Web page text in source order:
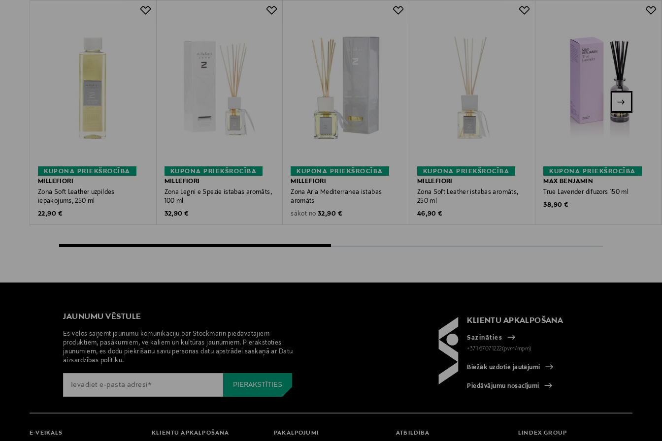
KUPONA PRIEKŠROCĪBA
MILLEFIORI
Zona Soft Leather uzpildes
iepakojums, 250 ml
Original Price
22,90 €
KUPONA PRIEKŠROCĪBA
MILLEFIORI
Zona Legni e Spezie istabas aromāts,
100 ml
Original Price
32,90 €
KUPONA PRIEKŠROCĪBA
MILLEFIORI
Zona Aria Mediterranea istabas
aromāts
sākot no Original Price
32,90 €
KUPONA PRIEKŠROCĪBA
MILLEFIORI
Zona Soft Leather istabas aromāts,
250 ml
Original Price
46,90 €
KUPONA PRIEKŠROCĪBA
MAX BENJAMIN
True Lavender difuzors 150 ml
Original Price
38,90 €
JAUNUMU VĒSTULE
Es vēlos saņemt jaunumu komunikāciju par Stockmann piedāvātajiem
produktiem, pasākumiem, veikaliem un kultūras jaunumiem. Pierakstoties
jaunumiem, es dodu piekrišanu savu personas datu apstrādei saskaņā ar Datu
aizsardzības politiku.
KLIENTU APKALPOŠANA
Sazināties
+371 67071222(pvm/mpm)
Biežāk uzdotie jautājumi
Piedāvājumu nosacījumi
E-VEIKALS KLIENTU APKALPOŠANA PAKALPOJUMI ATBILDĪBA LINDEX GROUP